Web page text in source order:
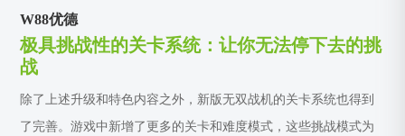
W88优德
极具挑战性的关卡系统：让你无法停下去的挑
战
除了上述升级和特色内容之外，新版无双战机的关卡系统也得到
了完善。游戏中新增了更多的关卡和难度模式，这些挑战模式为